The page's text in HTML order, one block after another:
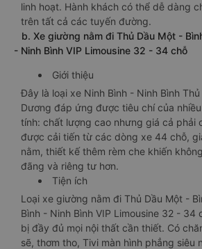
linh hoạt. Hành khách có thể dễ dàng
trên tất cả các tuyến đường.
b. Xe giường nằm đi Thủ Dầu Một -
- Ninh Bình VIP Limousine 32 - 34 chỗ
Giới thiệu
Đây là loại xe Ninh Bình - Ninh Bình
Dương đáp ứng được tiêu chí của
tính: chất lượng cao nhưng giá cả phải
được cải tiến từ các dòng xe 44 chỗ,
nằm, thiết kế thêm rèm che khiến
đãng và riêng tư hơn.
Tiện ích
Loại xe giường nằm đi Thủ Dầu Một -
Bình - Ninh Bình VIP Limousine 32 - 34
bị đầy đủ mọi nội thất cần thiết. Có
sẽ, thơm tho, Tivi màn hình phẳng siêu